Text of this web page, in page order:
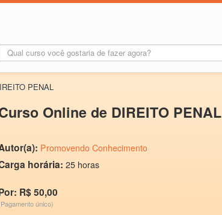
PENAL
Online de DIREITO PENAL
Promovendo Conhecimento
horária: 25 horas
R$ 50,00
único)